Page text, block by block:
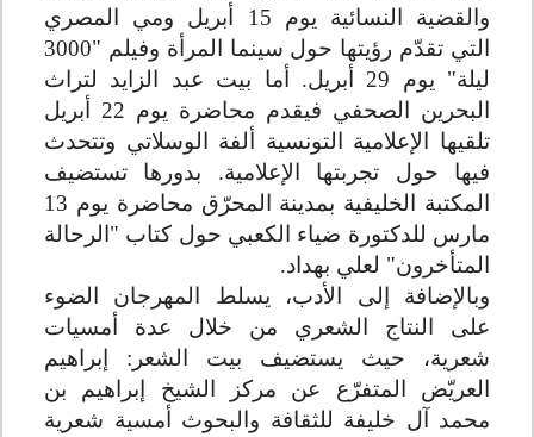
والقضية النسائية يوم 15 أبريل ومي المصري
التي تقدّم رؤيتها حول سينما المرأة وفيلم "3000
ليلة" يوم 29 أبريل. أما بيت عبد الزايد لتراث
البحرين الصحفي فيقدم محاضرة يوم 22 أبريل
تلقيها الإعلامية التونسية ألفة الوسلاتي وتتحدث
فيها حول تجربتها الإعلامية. بدورها تستضيف
المكتبة الخليفية بمدينة المحرّق محاضرة يوم 13
مارس للدكتورة ضياء الكعبي حول كتاب "الرحالة
المتأخرون" لعلي بهداد.
وبالإضافة إلى الأدب، يسلط المهرجان الضوء
على النتاج الشعري من خلال عدة أمسيات
شعرية، حيث يستضيف بيت الشعر: إبراهيم
العريّض المتفرّع عن مركز الشيخ إبراهيم بن
محمد آل خليفة للثقافة والبحوث أمسية شعرية